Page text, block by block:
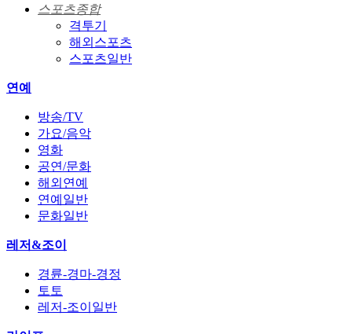
스포츠종합
격투기
해외스포츠
스포츠일반
연예
방송/TV
가요/음악
영화
공연/문화
해외연예
연예일반
문화일반
레저&조이
경륜-경마-경정
토토
레저-조이일반